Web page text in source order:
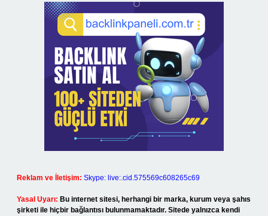
Reklam ve İletişim: Skype: live:.cid.575569c608265c69
Yasal Uyarı: Bu internet sitesi, herhangi bir marka, kurum veya şahıs
şirketi ile hiçbir bağlantısı bulunmamaktadır. Sitede yalnızca kendi